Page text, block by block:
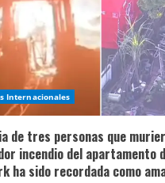
Internacionales
de tres personas que
incendio del apartamento
ha sido recordada como